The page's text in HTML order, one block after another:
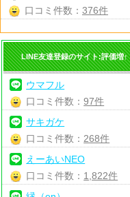
口コミ件数： 376件
LINE友達登録のサイト:評価増↑
ウマフル
口コミ件数：97件
サキガケ
口コミ件数： 268件
えーあいNEO
口コミ件数： 1,822件